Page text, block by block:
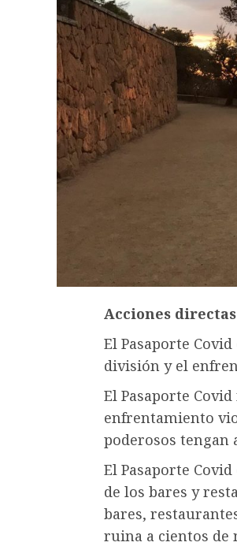
Acciones
El Pasaporte
división y el
El Pasaporte
enfrentamiento
poderosos tengan
El Pasaporte
de los bares y
bares,
ruina a cientos de